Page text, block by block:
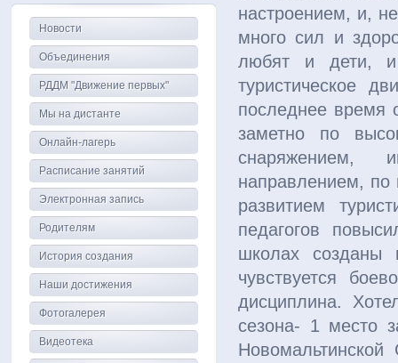
настроением, и,
много сил и
любят и дети, и
туристическое
последнее время
заметно по
снаряжением,
направлением, по
развитием
педагогов
школах созданы
чувствуется
дисциплина.
сезона- 1 место
Новости
Объединения
РДДМ "Движение первых"
Мы на дистанте
Онлайн-лагерь
Расписание занятий
Электронная запись
Родителям
История создания
Наши достижения
Фотогалерея
Видеотека